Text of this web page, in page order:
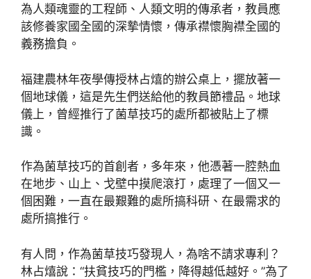
為人類魂靈的工程師、人類文明的傳承者，教員應
該修養家國全國的深摯情懷，傳承襟懷胸襟全國的
義務擔負。
福建農林年夜學傳授林占熺的辦公桌上，擺放著一
個地球儀，這是先生們送給他的教員節禮品。地球
儀上，曾經推行了菌草技巧的處所都被貼上了標
識。
作為菌草技巧的首創者，多年來，他憑著一腔熱血
在地步、山上、戈壁中摸爬滾打，處理了一個又一
個困難，一直在最艱難的處所搞科研、在最需求的
處所搞推行。
有人問，作為菌草技巧發現人，為啥不請求專利？
林占熺說：“扶貧技巧的門檻，降得越低越好。”為了